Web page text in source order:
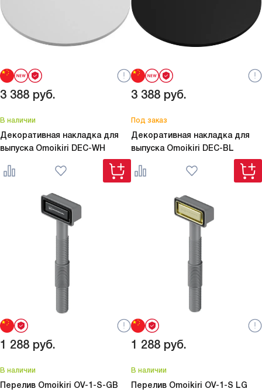
3 388 руб.
В наличии
Декоративная накладка для
выпуска Omoikiri DEC-WH
3 388 руб.
Под заказ
Декоративная накладка для
выпуска Omoikiri DEC-BL
1 288 руб.
В наличии
Перелив Omoikiri OV-1-S-GB
1 288 руб.
В наличии
Перелив Omoikiri OV-1-S LG